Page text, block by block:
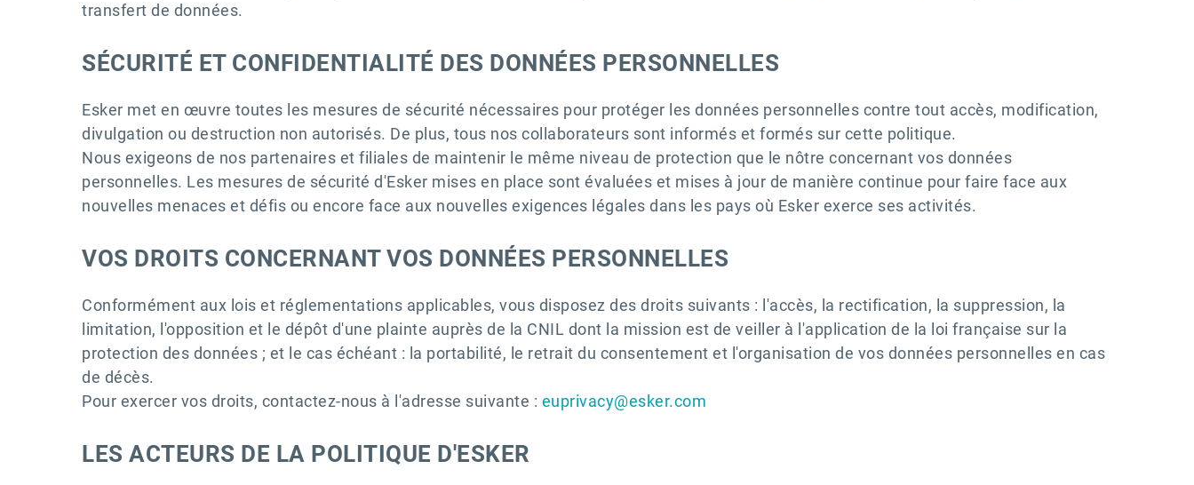
transfert de données.
SÉCURITÉ ET CONFIDENTIALITÉ DES DONNÉES PERSONNELLES
Esker met en œuvre toutes les mesures de sécurité nécessaires pour protéger les données personnelles contre tout accès, modification,
divulgation ou destruction non autorisés. De plus, tous nos collaborateurs sont informés et formés sur cette politique.
Nous exigeons de nos partenaires et filiales de maintenir le même niveau de protection que le nôtre concernant vos données
personnelles. Les mesures de sécurité d'Esker mises en place sont évaluées et mises à jour de manière continue pour faire face aux
nouvelles menaces et défis ou encore face aux nouvelles exigences légales dans les pays où Esker exerce ses activités.
VOS DROITS CONCERNANT VOS DONNÉES PERSONNELLES
Conformément aux lois et réglementations applicables, vous disposez des droits suivants : l'accès, la rectification, la suppression, la
limitation, l'opposition et le dépôt d'une plainte auprès de la CNIL dont la mission est de veiller à l'application de la loi française sur la
protection des données ; et le cas échéant : la portabilité, le retrait du consentement et l'organisation de vos données personnelles en cas
de décès.
Pour exercer vos droits, contactez-nous à l'adresse suivante : euprivacy@esker.com
LES ACTEURS DE LA POLITIQUE D'ESKER